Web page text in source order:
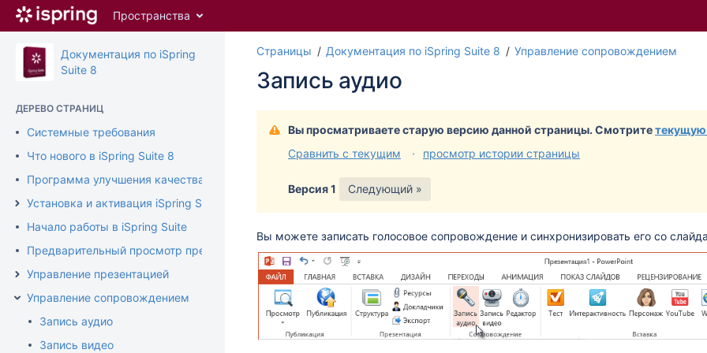
Перейти
содержимому
assistive.skiplink.to.breadcrumbs
assistive.skiplink.to.quick.search
Пространства
Документация по iSpring
Suite 8
ДЕРЕВО СТРАНИЦ
Системные требования
Что нового в iSpring Suite 8
Программа улучшения качества продукта
Установка и активация iSpring Suite
Начало работы в iSpring Suite
Предварительный просмотр презентации
Управление презентацией
Управление сопровождением
Запись аудио
Запись видео
Страницы Документация по iSpring Suite 8 Управление сопровождением
Запись аудио
Вы просматриваете старую версию данной страницы. Смотрите
Сравнить с текущим
просмотр истории страницы
Версия 1 Следующий »
Вы можете записать голосовое сопровождение и синхронизировать его со